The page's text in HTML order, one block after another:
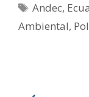
Andec,
Ambiental,